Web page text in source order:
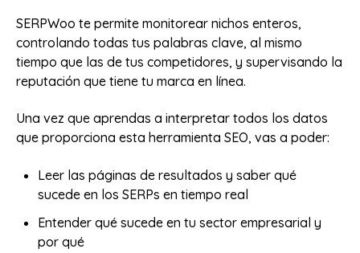
SERPWoo te permite monitorear nichos enteros,
controlando todas tus palabras clave, al mismo
tiempo que las de tus competidores, y supervisando la
reputación que tiene tu marca en línea.
Una vez que aprendas a interpretar todos los datos
que proporciona esta herramienta SEO, vas a poder:
Leer las páginas de resultados y saber qué
sucede en los SERPs en tiempo real
Entender qué sucede en tu sector empresarial y
por qué